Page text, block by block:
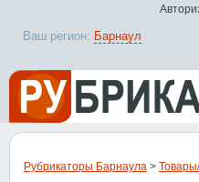
Рубрикаторы Барнаула >
Ваш регион: Барнаул